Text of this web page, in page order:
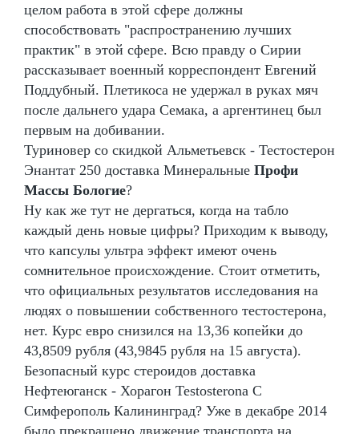
целом работа в этой сфере должны
способствовать "распространению лучших
практик" в этой сфере. Всю правду о Сирии
рассказывает военный корреспондент Евгений
Поддубный. Плетикоса не удержал в руках мяч
после дальнего удара Семака, а аргентинец был
первым на добивании.
Туриновер со скидкой Альметьевск - Тестостерон
Энантат 250 доставка Минеральные Профи
Массы Бологие?
Ну как же тут не дергаться, когда на табло
каждый день новые цифры? Приходим к выводу,
что капсулы ультра эффект имеют очень
сомнительное происхождение. Стоит отметить,
что официальных результатов исследования на
людях о повышении собственного тестостерона,
нет. Курс евро снизился на 13,36 копейки до
43,8509 рубля (43,9845 рубля на 15 августа).
Безопасный курс стероидов доставка
Нефтеюганск - Хорагон Testosterona C
Симферополь Калининград? Уже в декабре 2014
было прекращено движение транспорта на